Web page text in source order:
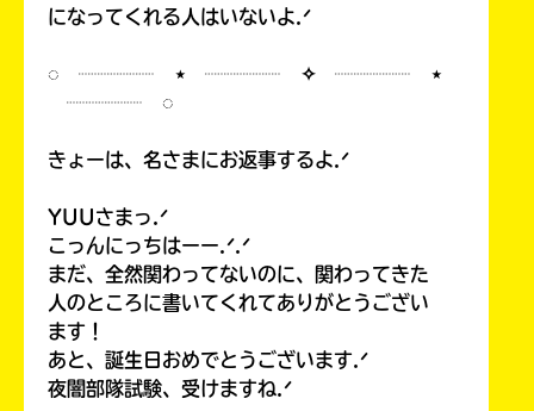
になってくれる人はいないよ.ᐟ
◌ ┈┈┈┈ ⋆ ┈┈┈┈ ✧ ┈┈┈┈ ⋆
┈┈┈┈ ◌
きょーは、名さまにお返事するよ.ᐟ
YUUさまっ.ᐟ
こっんにっちはーー.ᐟ.ᐟ
まだ、全然関わってないのに、関わってきた
人のところに書いてくれてありがとうござい
ます！
あと、誕生日おめでとうございます.ᐟ
夜闇部隊試験、受けますね.ᐟ